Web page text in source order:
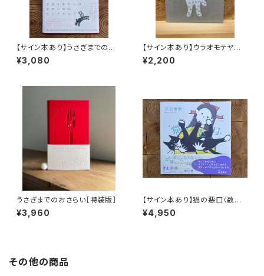
【サイン本あり】うさぎまでのお
さらい［通常版］
¥3,080
【サイン本あり】ウラオモテヤマ
ネコ
¥2,200
うさぎまでのおさらい［特装版］
¥3,960
【サイン本あり】猫の悪口〈数量
限定・オリジナルトート付き〉
¥4,950
その他の商品